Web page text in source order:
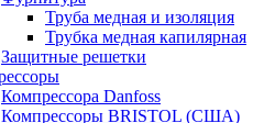
Труба медная и изоляция
Трубка медная капилярная
Защитные решетки
Компрессора Danfoss
Компрессоры BRISTOL (США)